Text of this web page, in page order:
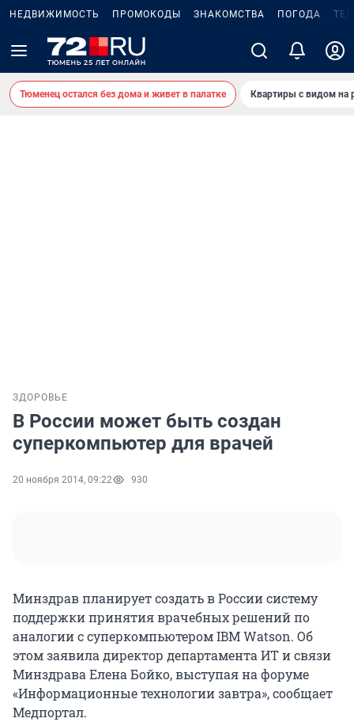
НЕДВИЖИМОСТЬ ПРОМОКОДЫ ЗНАКОМСТВА ПОГОДА
Тюменец остался без дома и живет в палатке Квартиры с видом на
ЗДОРОВЬЕ
В России может быть создан
суперкомпьютер для врачей
20 ноября 2014, 09:22 930
Минздрав планирует создать в России систему
поддержки принятия врачебных решений по
аналогии с суперкомпьютером IBM Watson. Об
этом заявила директор департамента ИТ и связи
Минздрава Елена Бойко, выступая на форуме
«Информационные технологии завтра», сообщает
Медпортал.